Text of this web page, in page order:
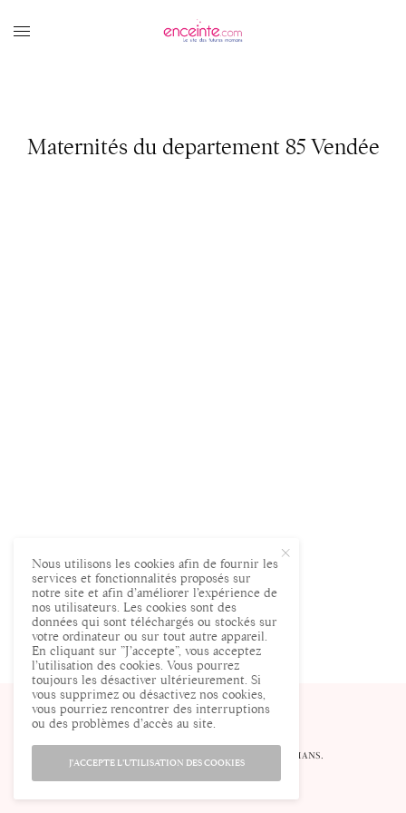
Maternités du departement 85 Vendée
© ENCEINTE.COM LE SITE DES FUTURES MAMANS.
Nous utilisons les cookies afin de fournir les
services et fonctionnalités proposés sur
notre site et afin d’améliorer l’expérience de
nos utilisateurs. Les cookies sont des
données qui sont téléchargés ou stockés sur
votre ordinateur ou sur tout autre appareil.
En cliquant sur ”J’accepte”, vous acceptez
l’utilisation des cookies. Vous pourrez
toujours les désactiver ultérieurement. Si
vous supprimez ou désactivez nos cookies,
vous pourriez rencontrer des interruptions
ou des problèmes d’accès au site.
J'ACCEPTE L'UTILISATION DES COOKIES